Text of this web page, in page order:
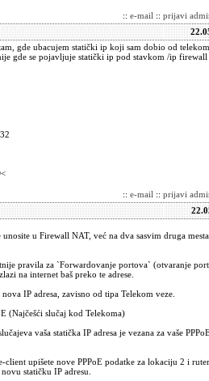
:: e-mail :: prijavi
gde ubacujem statički ip koji sam dobio od
gde se pojavljuje statički ip pod stavkom /ip firewall
:: e-mail :: prijavi
u Firewall NAT, već na dva sasvim druga
pravila za `Forwardovanje portova` (otvaranje
na internet baš preko te adrese.
IP adresa, zavisno od tipa Telekom veze.
(Najčešći slučaj kod Telekoma)
vaša statička IP adresa je vezana za vaše
upišete nove PPPoE podatke za lokaciju 2 i
statičku IP adresu.